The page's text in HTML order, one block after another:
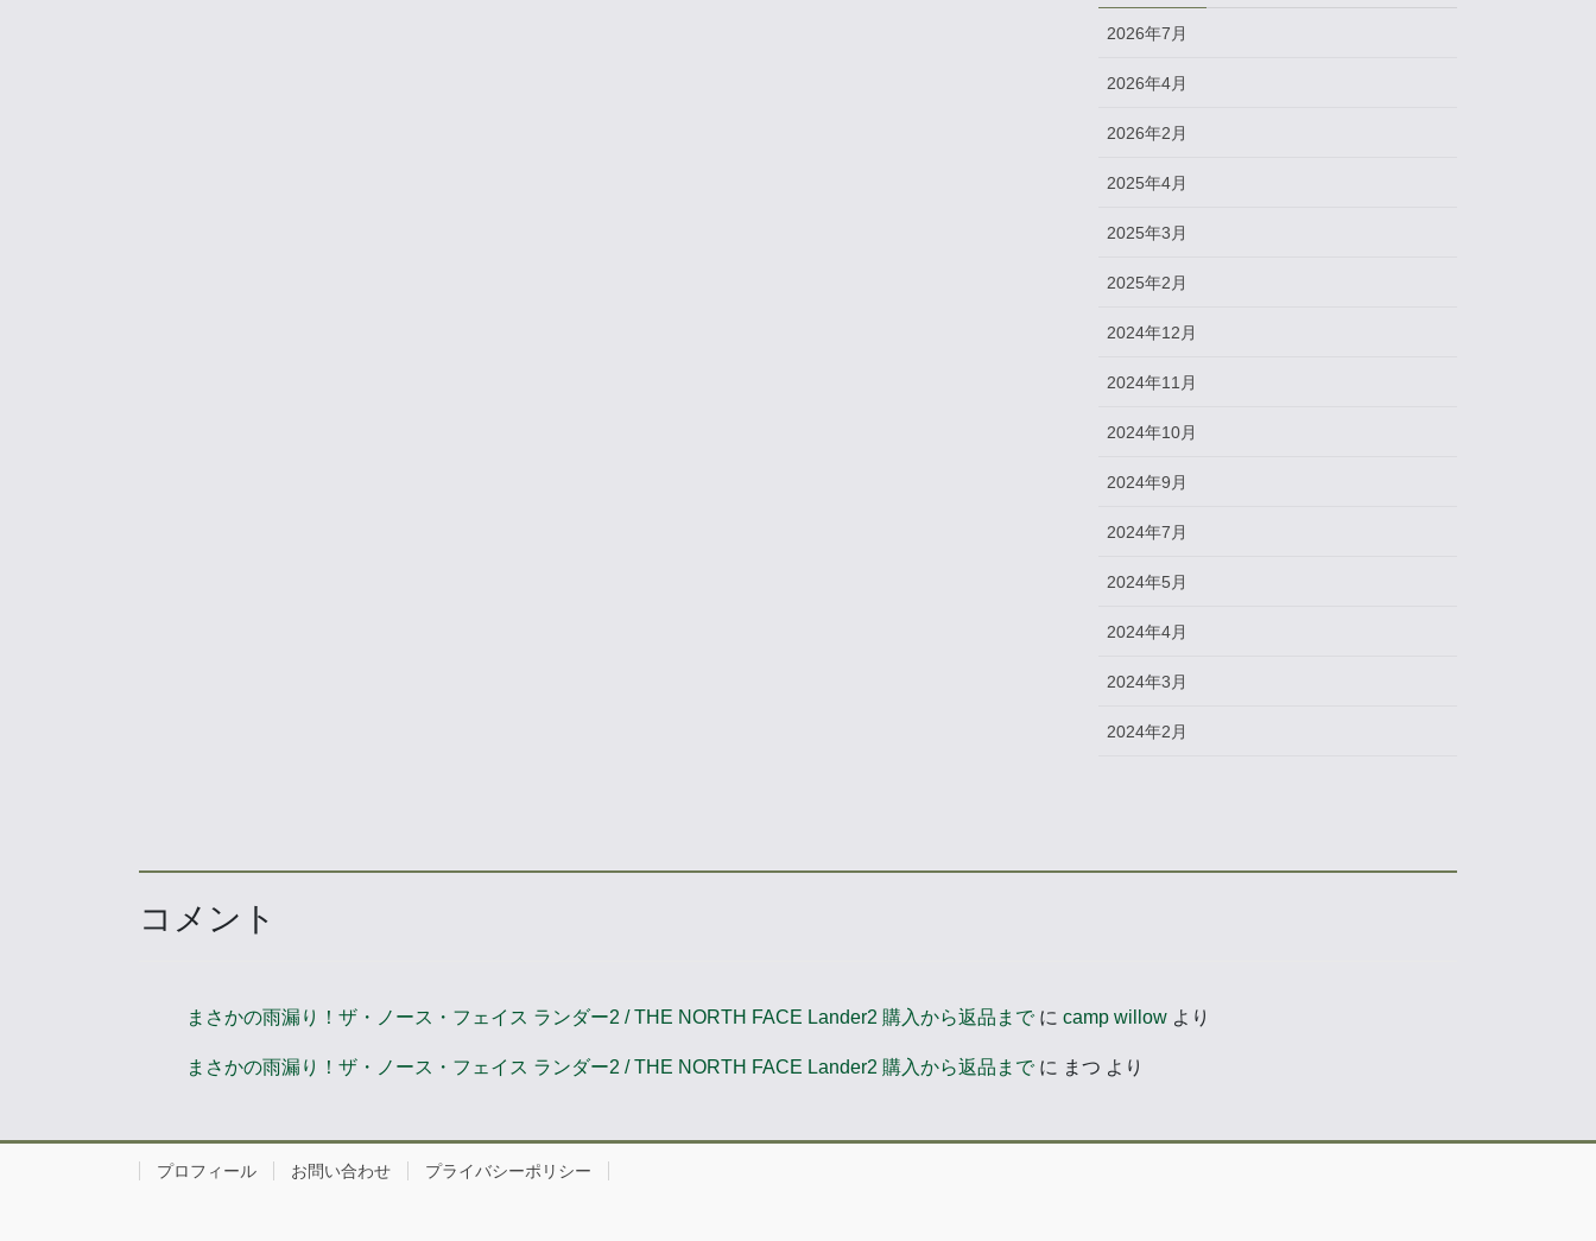
2026年7月
2026年4月
2026年2月
2025年4月
2025年3月
2025年2月
2024年12月
2024年11月
2024年10月
2024年9月
2024年7月
2024年5月
2024年4月
2024年3月
2024年2月
コメント
まさかの雨漏り！ザ・ノース・フェイス ランダー2 / THE NORTH FACE Lander2 購入から返品までに camp willow より
まさかの雨漏り！ザ・ノース・フェイス ランダー2 / THE NORTH FACE Lander2 購入から返品までに まつ より
プロフィール お問い合わせ プライバシーポリシー